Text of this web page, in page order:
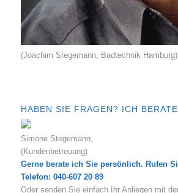
(Joachim Stegemann, Badtechnik Hamburg)
HABEN SIE FRAGEN? ICH
Simone Stegemann,
(Kundenbetreuung)
Gerne berate ich Sie persönlich. Rufen
Telefon: 040-607 20 89
Oder senden Sie einfach Ihr Anliegen mit